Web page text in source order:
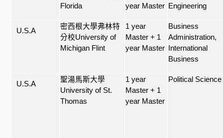
Florida
year Master Engineering
U.S.A
密西根大學弗林特
分校University of
Michigan Flint
1 year
Master + 1
year Master
Business
Administration,
International
Business
U.S.A
聖湯馬斯大學
University of St.
Thomas
1 year
Master + 1
year Master
Political Science